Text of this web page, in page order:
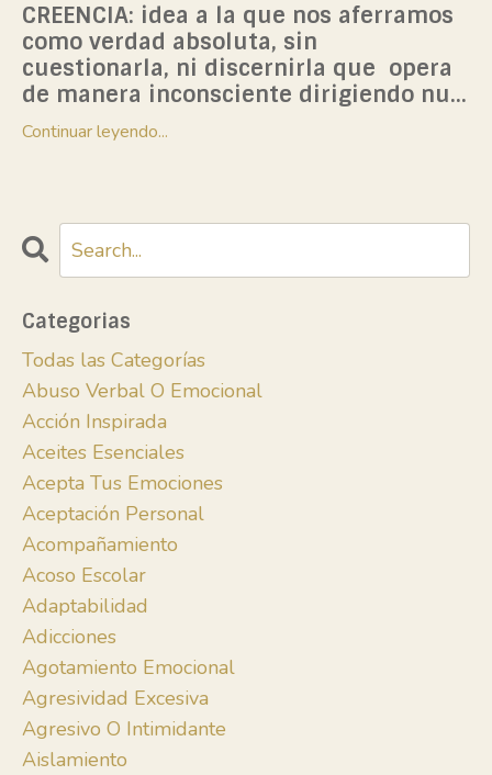
CREENCIA: idea a la que nos aferramos
como verdad absoluta, sin
cuestionarla, ni discernirla que opera
de manera inconsciente dirigiendo nu...
Continuar leyendo...
Categorias
Todas las Categorías
Abuso Verbal O Emocional
Acción Inspirada
Aceites Esenciales
Acepta Tus Emociones
Aceptación Personal
Acompañamiento
Acoso Escolar
Adaptabilidad
Adicciones
Agotamiento Emocional
Agresividad Excesiva
Agresivo O Intimidante
Aislamiento